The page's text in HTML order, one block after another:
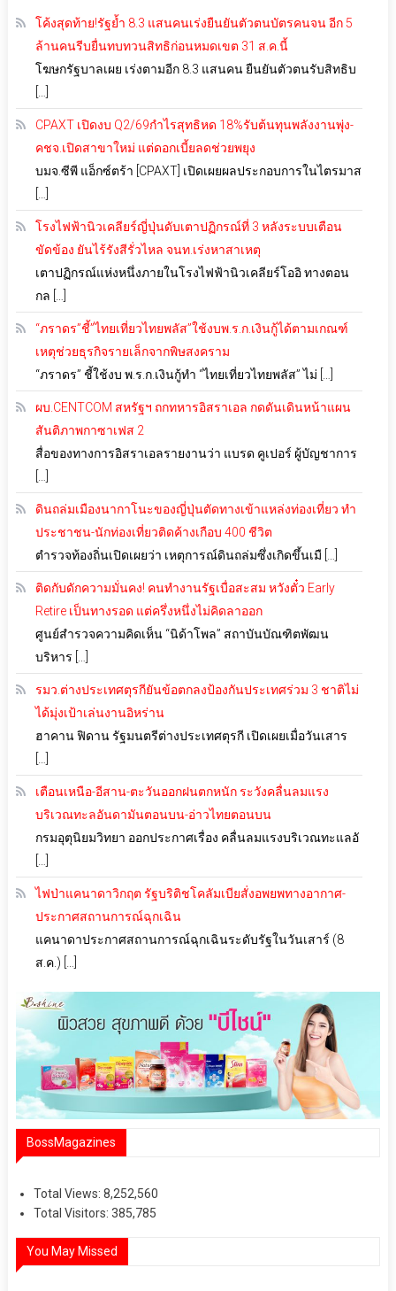
โค้งสุดท้าย!รัฐย้ำ 8.3 แสนคนเร่งยืนยันตัวตนบัตรคนจน อีก 5
ล้านคนรีบยื่นทบทวนสิทธิก่อนหมดเขต 31 ส.ค.นี้
โฆษกรัฐบาลเผย เร่งตามอีก 8.3 แสนคน ยืนยันตัวตนรับสิทธิบ
CPAXT เปิดงบ Q2/69กำไรสุทธิหด 18%รับต้นทุนพลังงานพุ่ง-
คชจ.เปิดสาขาใหม่ แต่ดอกเบี้ยลดช่วยพยุง
บมจ.ซีพี แอ็กซ์ตร้า [CPAXT] เปิดเผยผลประกอบการในไตรมาส
โรงไฟฟ้านิวเคลียร์ญี่ปุ่นดับเตาปฏิกรณ์ที่ 3 หลังระบบเตือน
ขัดข้อง ยันไร้รังสีรั่วไหล จนท.เร่งหาสาเหตุ
เตาปฏิกรณ์แห่งหนึ่งภายในโรงไฟฟ้านิวเคลียร์โออิ ทางตอน
กล […]
“ภราดร”ชี้”ไทยเที่ยวไทยพลัส”ใช้งบพ.ร.ก.เงินกู้ได้ตามเกณฑ์
เหตุช่วยธุรกิจรายเล็กจากพิษสงคราม
“ภราดร” ชี้ใช้งบ พ.ร.ก.เงินกู้ทำ “ไทยเที่ยวไทยพลัส” ไม่ […]
ผบ.CENTCOM สหรัฐฯ ถกทหารอิสราเอล กดดันเดินหน้าแผน
สันติภาพกาซาเฟส 2
สื่อของทางการอิสราเอลรายงานว่า แบรด คูเปอร์ ผู้บัญชาการ
ดินถล่มเมืองนากาโนะของญี่ปุ่นตัดทางเข้าแหล่งท่องเที่ยว ทำ
ประชาชน-นักท่องเที่ยวติดค้างเกือบ 400 ชีวิต
ตำรวจท้องถิ่นเปิดเผยว่า เหตุการณ์ดินถล่มซึ่งเกิดขึ้นเมื […]
ติดกับดักความมั่นคง! คนทำงานรัฐเบื่อสะสม หวังตั๋ว Early
Retire เป็นทางรอด แต่ครึ่งหนึ่งไม่คิดลาออก
ศูนย์สำรวจความคิดเห็น “นิด้าโพล” สถาบันบัณฑิตพัฒน
บริหาร […]
รมว.ต่างประเทศตุรกียันข้อตกลงป้องกันประเทศร่วม 3 ชาติไม่
ได้มุ่งเป้าเล่นงานอิหร่าน
ฮาคาน ฟิดาน รัฐมนตรีต่างประเทศตุรกี เปิดเผยเมื่อวันเสาร
เตือนเหนือ-อีสาน-ตะวันออกฝนตกหนัก ระวังคลื่นลมแรง
บริเวณทะลอันดามันตอนบน-อ่าวไทยตอนบน
กรมอุตุนิยมวิทยา ออกประกาศเรื่อง คลื่นลมแรงบริเวณทะแลอั
ไฟป่าแคนาดาวิกฤต รัฐบริติชโคลัมเบียสั่งอพยพทางอากาศ-
ประกาศสถานการณ์ฉุกเฉิน
แคนาดาประกาศสถานการณ์ฉุกเฉินระดับรัฐในวันเสาร์ (8
ส.ค.) […]
BossMagazines
Total Views: 8,252,560
Total Visitors: 385,785
You May Missed